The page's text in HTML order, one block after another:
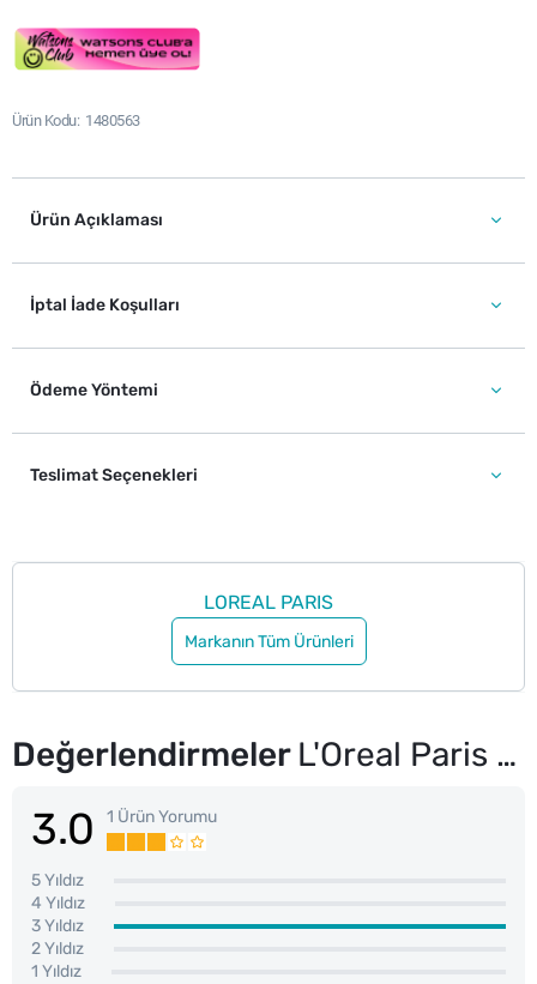
Ürün Kodu 1480563
Ürün Açıklaması
İptal İade Koşulları
Ödeme Yöntemi
Teslimat Seçenekleri
LOREAL PARIS
Markanın Tüm Ürünleri
Değerlendirmeler L'Oreal Paris Hyaluron Lip Tint 485 Nude Espresso
3.0 1 Ürün Yorumu
5 Yıldız
4 Yıldız
3 Yıldız
2 Yıldız
1 Yıldız